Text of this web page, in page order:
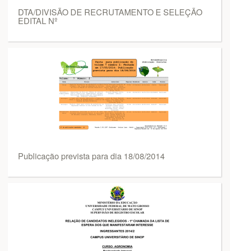
DTA/DIVISÃO DE RECRUTAMENTO E SELEÇÃO
EDITAL Nº
Publicação prevista para dia 18/08/2014